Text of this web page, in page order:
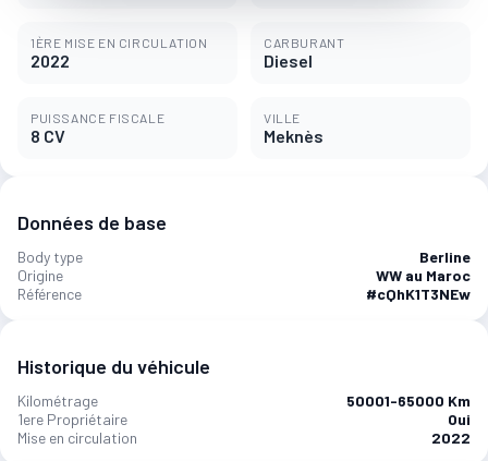
1ÈRE MISE EN CIRCULATION
2022
CARBURANT
Diesel
PUISSANCE FISCALE
8 CV
VILLE
Meknès‎
Données de base
Body type
Berline
Origine
WW au Maroc
Référence
#cQhK1T3NEw
Historique du véhicule
Kilométrage
50001-65000 Km
1ere Propriétaire
Oui
Mise en circulation
2022